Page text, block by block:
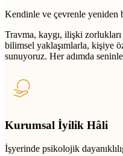
Kendinle ve çevrenle yeniden
Travma, kaygı, ilişki
bilimsel yaklaşımlarla, kişiye
sunuyoruz. Her adımda
Kurumsal İyilik Hâli
İşyerinde psikolojik